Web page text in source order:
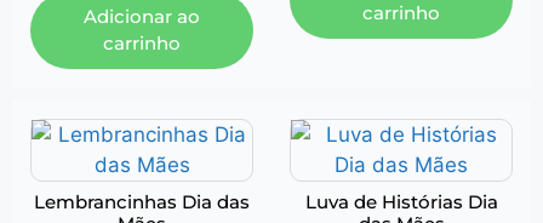
Adicionar ao
carrinho
carrinho
Lembrancinhas Dia das
Luva de Histórias Dia